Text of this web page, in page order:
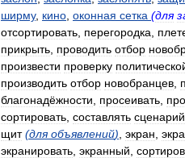
ширму, кино оконная сетка (для
отсортировать перегородка
прикрыть проводить отбор
произвести проверку
производить отбор новобранцев
благонадёжности
просеивать
сортировать составлять сценарий
щит (для объявлений) экран
экранировать экранный